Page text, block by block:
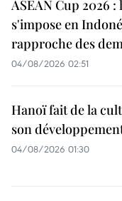
ASEAN Cup 2026 :
s'impose en
rapproche des
04/08/2026 02:51
Hanoï fait de la
son
04/08/2026 01:30